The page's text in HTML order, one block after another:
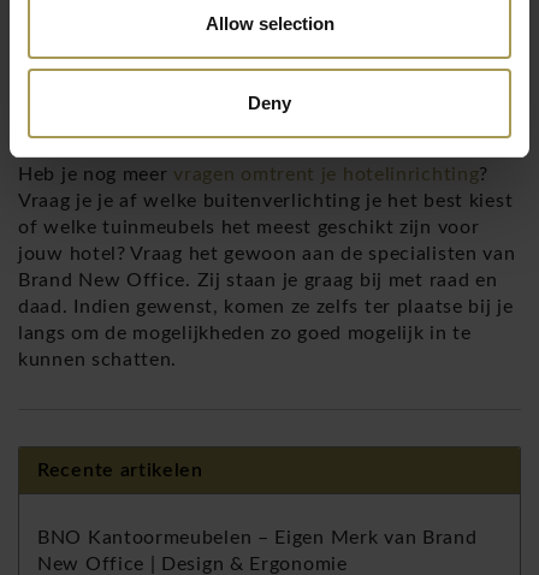
Allow selection
Deny
opvallend kunstwerk. Een leuk artikel in de Brand
designbeeld van een beer van wel 110 cm hoog en 190
cm lang. Het beeld is verkrijgbaar in verschillende
Heb je nog meer vragen omtrent je hotelinrichting?
Vraag je je af welke buitenverlichting je het best kiest
of welke tuinmeubels het meest geschikt zijn voor
jouw hotel? Vraag het gewoon aan de specialisten van
Brand New Office. Zij staan je graag bij met raad en
daad. Indien gewenst, komen ze zelfs ter plaatse bij je
langs om de mogelijkheden zo goed mogelijk in te
kunnen schatten.
Recente artikelen
BNO Kantoormeubelen – Eigen Merk van Brand
New Office | Design & Ergonomie